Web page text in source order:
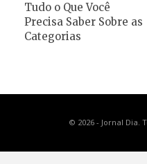
Tudo o Que Você
Precisa Saber Sobre as
Categorias
© 2026 - Jornal Dia.